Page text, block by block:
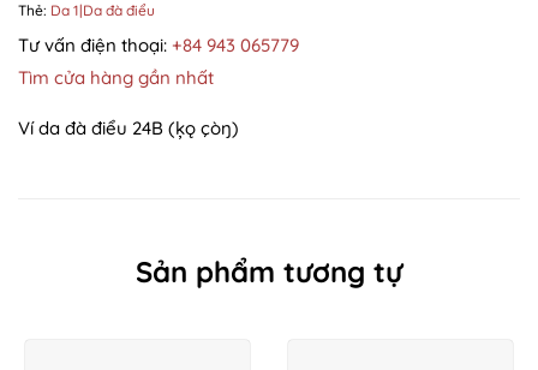
Thẻ: Da 1|Da đà điểu
Tư vấn điện thoại: +84 943 065779
Tìm cửa hàng gần nhất
Ví da đà điểu 24B (ķǫ çòŋ)
Sản phẩm tương tự